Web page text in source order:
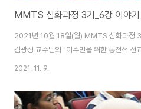
MMTS 심화과정 3기_6강 이야기
2021년 10월 18일(월) MMTS 심화과정 3
김광성 교수님의 "이주민을 위한 통전적 선
2021. 11. 9.